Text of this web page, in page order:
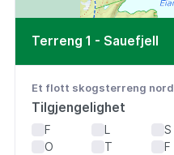
Terreng 1 - Sauefjell
Et flott skogsterreng
Tilgjengelighet
F L S
O
T F